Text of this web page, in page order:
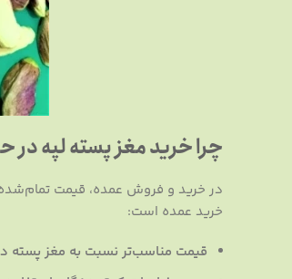
چرا خرید مغز پسته لپه
در خرید و فروش عمده، قیمت تمام‌شده
خرید عمده است:
قیمت مناسب‌تر نسبت به مغز پسته